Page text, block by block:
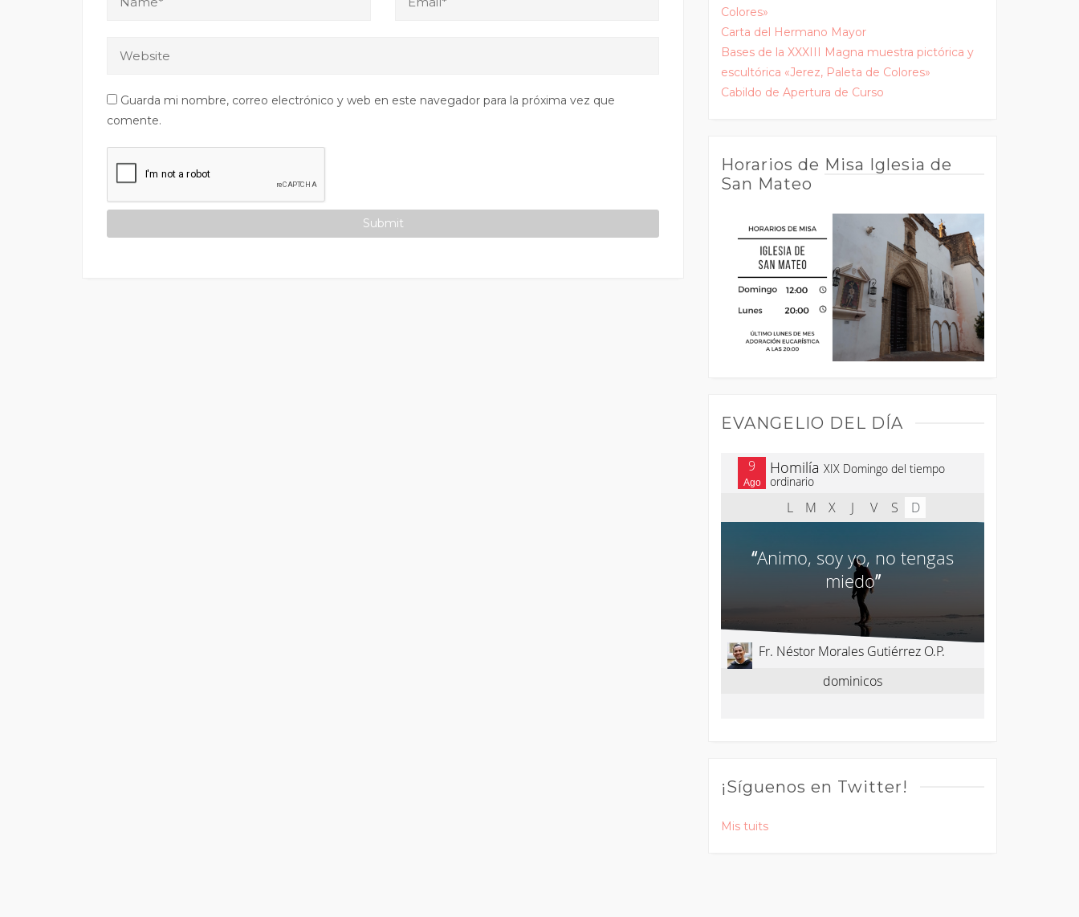
Guarda mi nombre, correo electrónico y web en este navegador para la próxima vez que
comente.
Colores»
Carta del Hermano Mayor
Bases de la XXXIII Magna muestra pictórica y
escultórica «Jerez, Paleta de Colores»
Cabildo de Apertura de Curso
Horarios de Misa Iglesia de
San Mateo
EVANGELIO DEL DÍA
¡Síguenos en Twitter!
Mis tuits